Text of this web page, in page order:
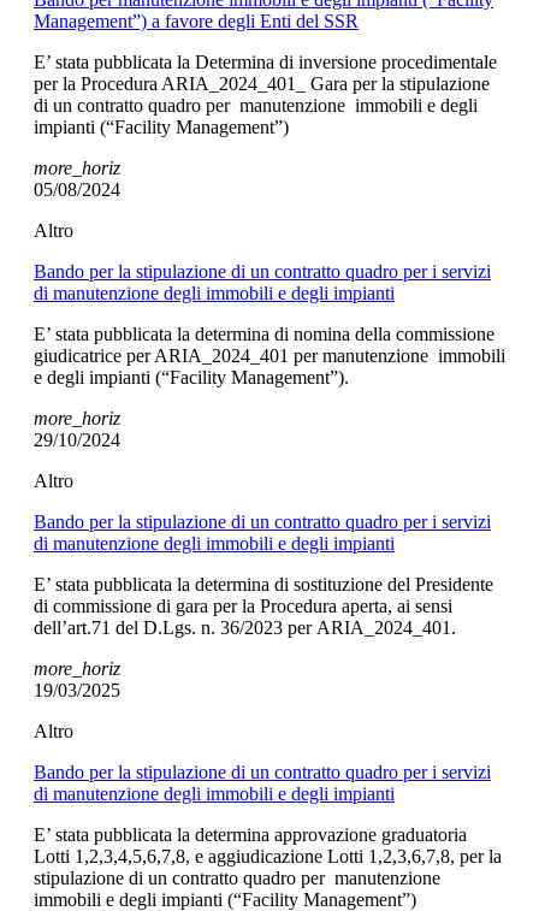
Management”) a favore degli Enti del SSR
E’ stata pubblicata la Determina di inversione procedimentale
per la Procedura ARIA_2024_401_ Gara per la stipulazione
di un contratto quadro per manutenzione immobili e degli
impianti (“Facility Management”)
more_horiz
05/08/2024
Altro
Bando per la stipulazione di un contratto quadro per i servizi
di manutenzione degli immobili e degli impianti
E’ stata pubblicata la determina di nomina della commissione
giudicatrice per ARIA_2024_401 per manutenzione immobili
e degli impianti (“Facility Management”).
more_horiz
29/10/2024
Altro
Bando per la stipulazione di un contratto quadro per i servizi
di manutenzione degli immobili e degli impianti
E’ stata pubblicata la determina di sostituzione del Presidente
di commissione di gara per la Procedura aperta, ai sensi
dell’art.71 del D.Lgs. n. 36/2023 per ARIA_2024_401.
more_horiz
19/03/2025
Altro
Bando per la stipulazione di un contratto quadro per i servizi
di manutenzione degli immobili e degli impianti
E’ stata pubblicata la determina approvazione graduatoria
Lotti 1,2,3,4,5,6,7,8, e aggiudicazione Lotti 1,2,3,6,7,8, per la
stipulazione di un contratto quadro per manutenzione
immobili e degli impianti (“Facility Management”)